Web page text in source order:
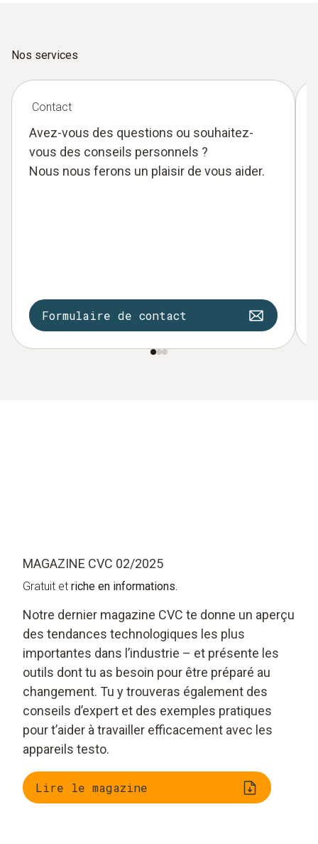
Nos services
Contact
Avez-vous des questions ou souhaitez-
vous des conseils personnels ?
Nous nous ferons un plaisir de vous aider.
Formulaire de contact
MAGAZINE CVC 02/2025
Gratuit et riche en informations.
Notre dernier magazine CVC te donne un aperçu
des tendances technologiques les plus
importantes dans l’industrie – et présente les
outils dont tu as besoin pour être préparé au
changement. Tu y trouveras également des
conseils d’expert et des exemples pratiques
pour t’aider à travailler efficacement avec les
appareils testo.
Lire le magazine